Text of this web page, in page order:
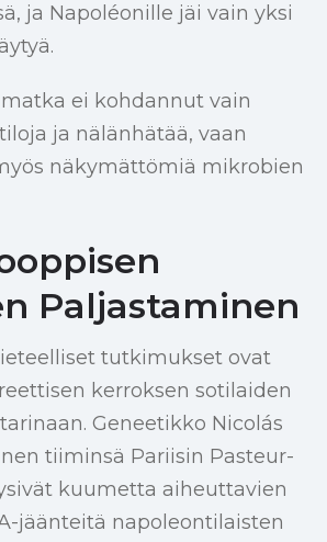
ja Napoléonille jäi vain yksi
ei kohdannut vain
ja nälänhätää, vaan
näkymättömiä mikrobien
Paljastaminen
tutkimukset ovat
kerroksen sotilaiden
Geneetikko Nicolás
tiiminsä Pariisin Pasteur-
kuumetta aiheuttavien
jäänteitä napoleontilaisten